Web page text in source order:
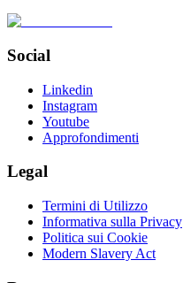
Social
Linkedin
Instagram
Youtube
Approfondimenti
Legal
Termini di Utilizzo
Informativa sulla Privacy
Politica sui Cookie
Modern Slavery Act